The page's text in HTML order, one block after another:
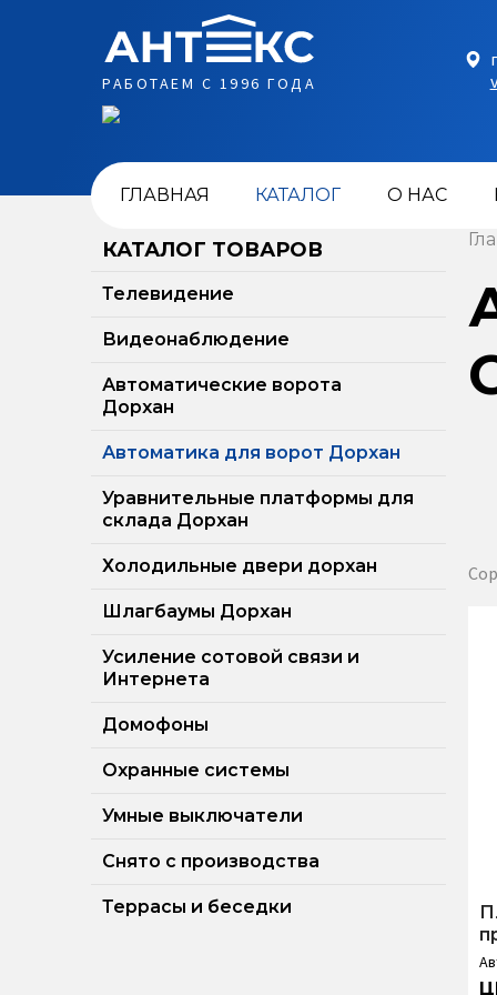
РАБОТАЕМ С 1996 ГОДА
ГЛАВНАЯ КАТАЛОГ О НАС
КАТАЛОГ ТОВАРОВ
Телевидение
Видеонаблюдение
Автоматические ворота
Дорхан
Автоматика для ворот Дорхан
Уравнительные платформы для
склада Дорхан
Холодильные двери дорхан
Шлагбаумы Дорхан
Усиление сотовой связи и
Интернета
Домофоны
Охранные системы
Умные выключатели
Снято с производства
Террасы и беседки